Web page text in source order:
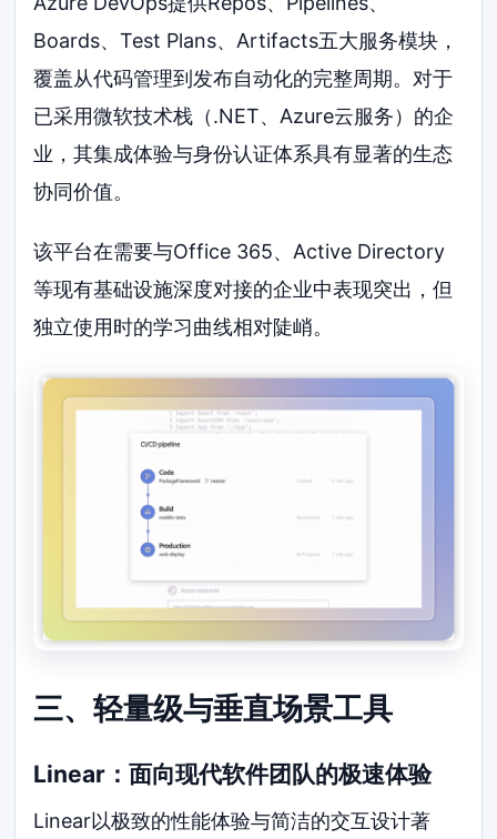
Boards、Test Plans、Artifacts五大服务模块，
覆盖从代码管理到发布自动化的完整周期。对于
已采用微软技术栈（.NET、Azure云服务）的企
业，其集成体验与身份认证体系具有显著的生态
协同价值。
该平台在需要与Office 365、Active Directory
等现有基础设施深度对接的企业中表现突出，但
独立使用时的学习曲线相对陡峭。
三、轻量级与垂直场景工具
Linear：面向现代软件团队的极速体验
Linear以极致的性能体验与简洁的交互设计著